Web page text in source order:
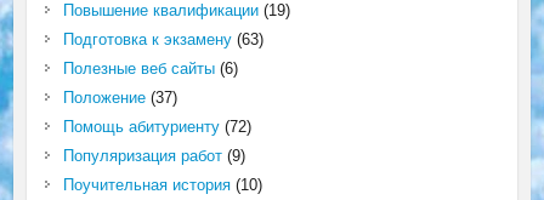
Повышение квалификации(19)
Подготовка к экзамену(63)
Полезные веб сайты(6)
Положение(37)
Помощь абитуриенту(72)
Популяризация работ(9)
Поучительная история(10)